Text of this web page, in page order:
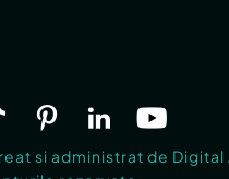
si administrat de Digital